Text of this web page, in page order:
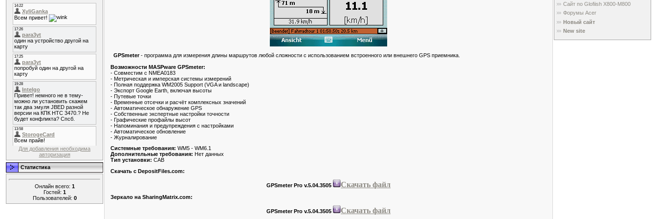
Для добавления необходима
авторизация
Статистика
Онлайн всего: 1
Гостей: 1
Пользователей: 0
GPSmeter- программа для измерения длины маршрутов любой сложности с использованием встроенного или внешнего GPS приемника.
Возможности MASPware GPSmeter:
- Совместим с NMEA0183
- Метрическая и имперская системы измерений
- Полная поддержка WM2005 Support (VGA и landscape)
- Экспорт Google Earth, включая высоты
- Путевые точки
- Временные отсечки и расчёт комплексных значений
- Автоматическое обнаружение GPS
- Собственные экспертные настройки точности
- Графические профайлы высот
- Напоминания и предупреждения с настройками
- Автоматическое обновление
- Журналирование
Системные требования: WM5 - WM6.1
Дополнительные требования: Нет данных
Тип установки: CAB
Скачать с DepositFiles.com:
GPSmeter Pro v.5.04.3505 Скачать файл
Зеркало на SharingMatrix.com:
GPSmeter Pro v.5.04.3505 Скачать файл
Сайт по Glofiish X800-M800
Форумы Acer
Новый сайт
New site